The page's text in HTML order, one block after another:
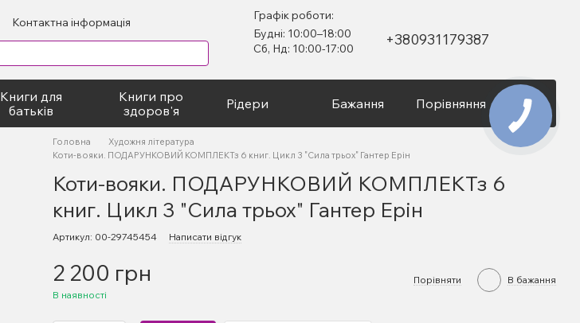
Контактна інформація
Графік роботи:
Будні: 10:00–18:00
Сб, Нд: 10:00-17:00
+380931179387
Книги для
батьків
Книги про
здоров'я
Рідери Бажання Порівняння Вхід
Головна
Художня література
Коти-вояки. ПОДАРУНКОВИЙ КОМПЛЕКТз 6 книг. Цикл 3 "Сила трьох" Гантер Ерін
Коти-вояки. ПОДАРУНКОВИЙ КОМПЛЕКТз 6
книг. Цикл 3 "Сила трьох" Гантер Ерін
Артикул: 00-29745454 Написати відгук
2 200 грн
В наявності
Порівняти В бажання